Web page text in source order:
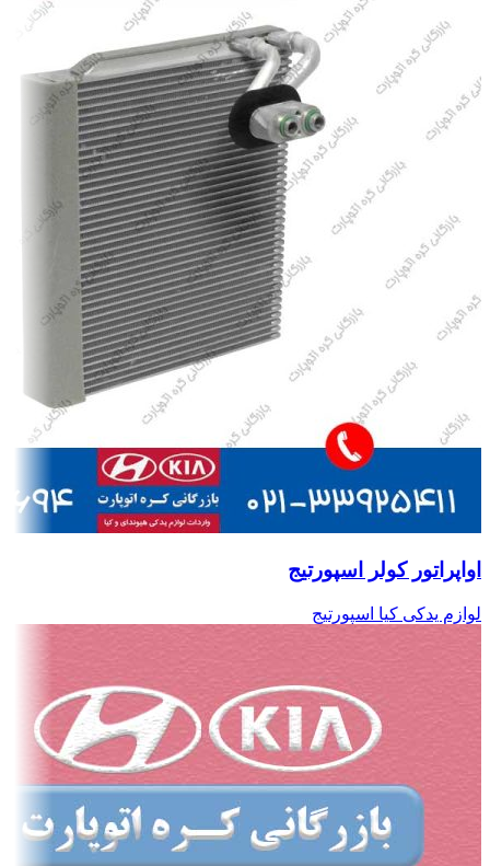
اواپراتور کولر اسپورتیج
لوازم یدکی کیا اسپورتیج